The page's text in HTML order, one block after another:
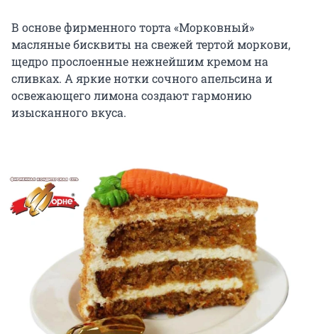
В основе фирменного торта «Морковный»
масляные бисквиты на свежей тертой моркови,
щедро прослоенные нежнейшим кремом на
сливках. А яркие нотки сочного апельсина и
освежающего лимона создают гармонию
изысканного вкуса.